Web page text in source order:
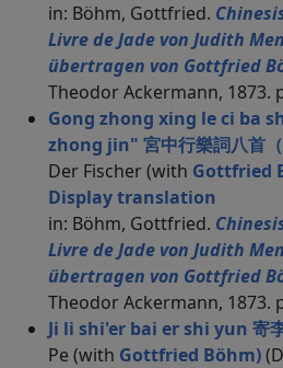
in: Böhm, Gottfried.
Livre de Jade von Judith
übertragen von Gottfried
Theodor Ackermann, 1873.
Gong zhong xing le ci ba
zhong jin" 宮中行樂詞八首（
Der Fischer (with Gottfried
Display translation
in: Böhm, Gottfried.
Livre de Jade von Judith
übertragen von Gottfried
Theodor Ackermann, 1873.
Ji li shi'er bai er shi yun 寄
Pe (with Gottfried Böhm)